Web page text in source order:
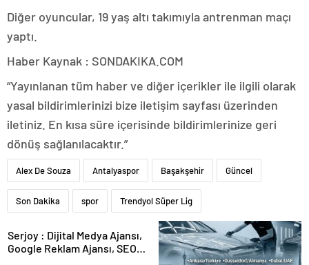
Diğer oyuncular, 19 yaş altı takımıyla antrenman maçı
yaptı.
Haber Kaynak : SONDAKIKA.COM
“Yayınlanan tüm haber ve diğer içerikler ile ilgili olarak
yasal bildirimlerinizi bize iletişim sayfası üzerinden
iletiniz. En kısa süre içerisinde bildirimlerinize geri
dönüş sağlanılacaktır.”
Alex De Souza Antalyaspor Başakşehir Güncel
Son Dakika spor Trendyol Süper Lig
Serjoy : Dijital Medya Ajansı,
Google Reklam Ajansı, SEO